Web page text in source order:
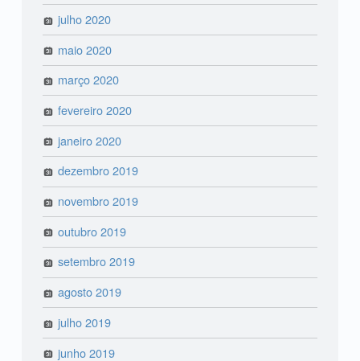
julho 2020
maio 2020
março 2020
fevereiro 2020
janeiro 2020
dezembro 2019
novembro 2019
outubro 2019
setembro 2019
agosto 2019
julho 2019
junho 2019